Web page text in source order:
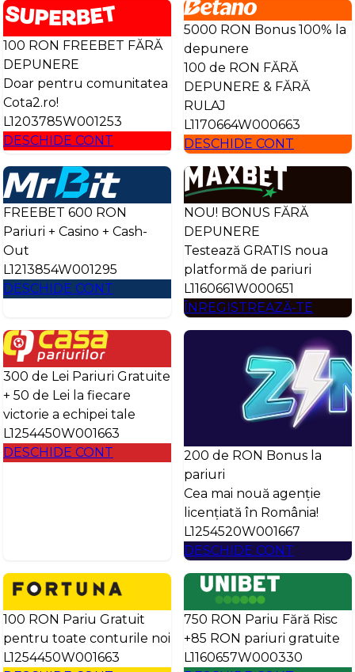
100 RON FREEBET FĂRĂ
DEPUNERE
Doar pentru comunitatea
Cota2.ro!
L1203785W001253
DESCHIDE CONT
5000 RON Bonus 100% la
depunere
100 de RON FĂRĂ
DEPUNERE & FĂRĂ
RULAJ
L1170664W000663
DESCHIDE CONT
FREEBET 600 RON
Pariuri + Casino + Cash-
Out
L1213854W001295
DESCHIDE CONT
NOU! BONUS FĂRĂ
DEPUNERE
Testează GRATIS noua
platformă de pariuri
L1160661W000651
ÎNREGISTREAZĂ-TE
300 de Lei Pariuri Gratuite
+ 50 de Lei la fiecare
victorie a echipei tale
L1254450W001663
DESCHIDE CONT
200 de RON Bonus la
pariuri
Cea mai nouă agenție
licențiată în România!
L1254520W001667
DESCHIDE CONT
100 RON Pariu Gratuit
pentru toate conturile noi
L1254450W001663
750 RON Pariu Fără Risc
+85 RON pariuri gratuite
L1160657W000330